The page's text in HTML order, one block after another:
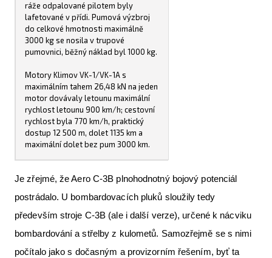
ráže odpalované pilotem byly
lafetované v přídi. Pumová výzbroj
do celkové hmotnosti maximálně
3000 kg se nosila v trupové
pumovnici, běžný náklad byl 1000 kg.
Motory Klimov VK-1/VK-1A s
maximálním tahem 26,48 kN na jeden
motor dovávaly letounu maximální
rychlost letounu 900 km/h; cestovní
rychlost byla 770 km/h, praktický
dostup 12 500 m, dolet 1135 km a
maximální dolet bez pum 3000 km.
Je zřejmé, že Aero C-3B plnohodnotný bojový potenciál
postrádalo. U bombardovacích pluků sloužily tedy
především stroje C-3B (ale i další verze), určené k nácviku
bombardování a střelby z kulometů. Samozřejmě se s nimi
počítalo jako s dočasným a provizorním řešením, byť ta